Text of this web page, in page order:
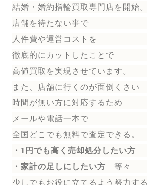
結婚・婚約指輪買取専門店を開始。
店舗を待たない事で
人件費や運営コストを
徹底的にカットしたことで
高値買取を実現させています。
また、店舗に行くのが面倒くさい
時間が無い方に対応するため
メールや電話一本で
全国どこでも無料で査定できる。
・1円でも高く売却処分したい方
・家計の足しにしたい方 等々
少しでもお役に立てるよう努力する